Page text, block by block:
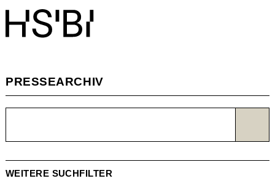
PRESSEARCHIV
WEITERE SUCHFILTER